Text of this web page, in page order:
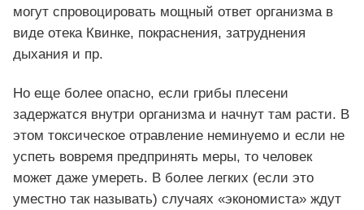
могут спровоцировать мощный ответ организма в
виде отека Квинке, покраснения, затруднения
дыхания и пр.
Но еще более опасно, если грибы плесени
задержатся внутри организма и начнут там расти. В
этом токсическое отравление неминуемо и если не
успеть вовремя предпринять меры, то человек
может даже умереть. В более легких (если это
уместно так называть) случаях «экономиста» ждут